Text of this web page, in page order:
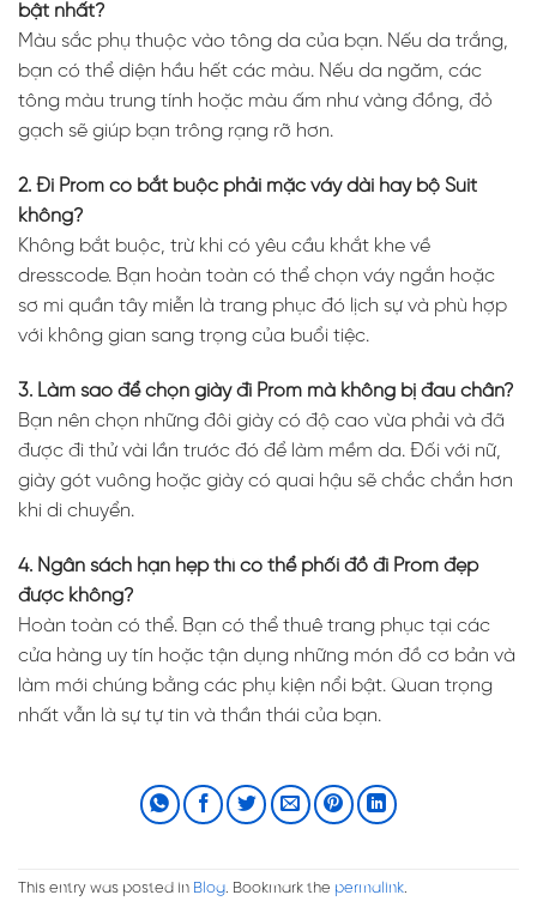
bật nhất?
Màu sắc phụ thuộc vào tông da của bạn. Nếu da trắng,
bạn có thể diện hầu hết các màu. Nếu da ngăm, các
tông màu trung tính hoặc màu ấm như vàng đồng, đỏ
gạch sẽ giúp bạn trông rạng rỡ hơn.
2. Đi Prom có bắt buộc phải mặc váy dài hay bộ Suit
không?
Không bắt buộc, trừ khi có yêu cầu khắt khe về
dresscode. Bạn hoàn toàn có thể chọn váy ngắn hoặc
sơ mi quần tây miễn là trang phục đó lịch sự và phù hợp
với không gian sang trọng của buổi tiệc.
3. Làm sao để chọn giày đi Prom mà không bị đau chân?
Bạn nên chọn những đôi giày có độ cao vừa phải và đã
được đi thử vài lần trước đó để làm mềm da. Đối với nữ,
giày gót vuông hoặc giày có quai hậu sẽ chắc chắn hơn
khi di chuyển.
4. Ngân sách hạn hẹp thì có thể phối đồ đi Prom đẹp
được không?
Hoàn toàn có thể. Bạn có thể thuê trang phục tại các
cửa hàng uy tín hoặc tận dụng những món đồ cơ bản và
làm mới chúng bằng các phụ kiện nổi bật. Quan trọng
nhất vẫn là sự tự tin và thần thái của bạn.
This entry was posted in Blog. Bookmark the permalink.